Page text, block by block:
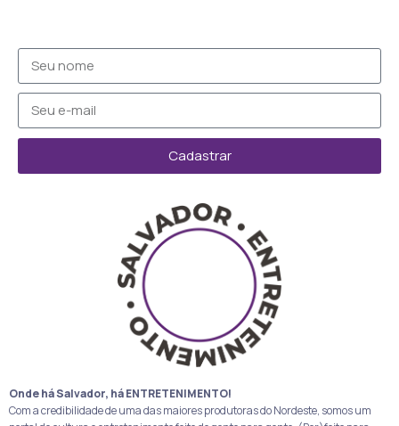
Cadastrar
Onde há Salvador, há ENTRETENIMENTO!
Com a credibilidade de uma das maiores produtoras do Nordeste, somos um